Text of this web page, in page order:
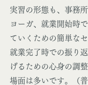
実習の形態も、事務
ヨーガ、就業開始時
ていくための簡単な
就業完了時での振り
げるための心身の調
場面は多いです。（